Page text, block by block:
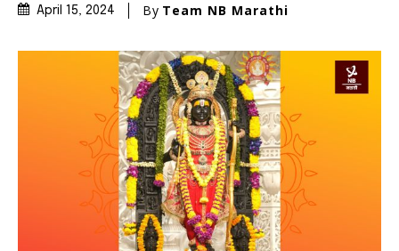
April 15, 2024 By Team NB Marathi